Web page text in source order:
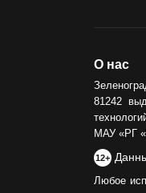
О нас
81242
МАУ «РГ
12+
Любое